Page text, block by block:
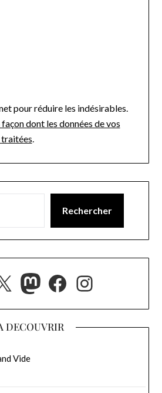
pour réduire les indésirables.
dont les données de vos
.
Rechercher
Mastodon
Facebook
DECOUVRIR
Vide